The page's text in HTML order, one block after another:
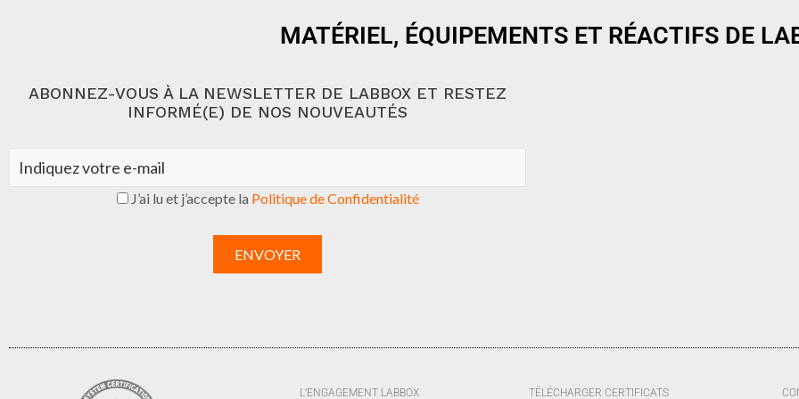
MATÉRIEL, ÉQUIPEMENTS ET RÉACTIFS DE
ABONNEZ-VOUS À LA NEWSLETTER DE LABBOX ET RESTEZ
INFORMÉ(E) DE NOS NOUVEAUTÉS
J’ai lu et j’accepte la Politique de Confidentialité
L’ENGAGEMENT LABBOX TÉLÉCHARGER CERTIFICATS